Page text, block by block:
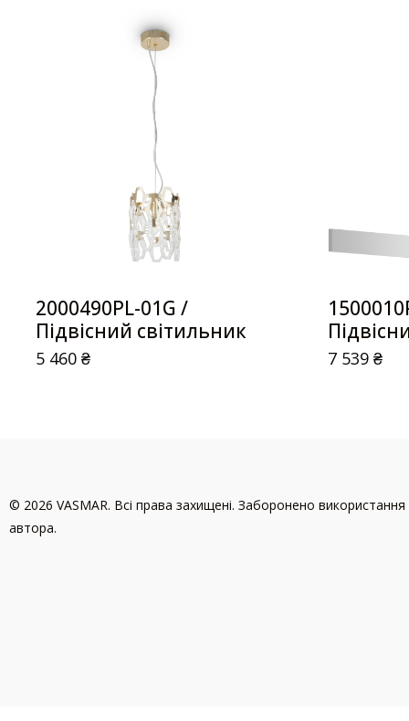
2000490PL-01G /
Підвісний світильник
5 460₴ 7 539₴
© 2026 VASMAR. Всі права захищені. Заборонено використання
автора.